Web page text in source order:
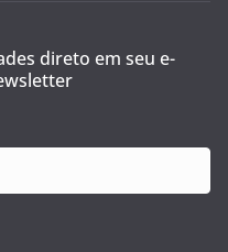
direto em seu e-